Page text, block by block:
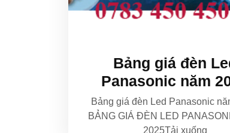
Bảng giá đèn
Panasonic năm
Bảng giá đèn Led Panasonic
BẢNG GIÁ ĐÈN LED
2025Tải xuống